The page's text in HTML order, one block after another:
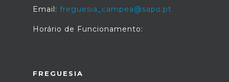
Email: freguesia_campea@sapo.pt
Horário de Funcionamento:
FREGUESIA